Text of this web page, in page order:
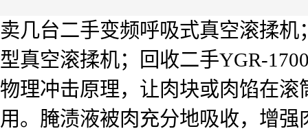
卖几台二手变频呼吸式真空滚揉机
型真空滚揉机；回收二手YGR-
物理冲击原理，让肉块或肉馅在
用。腌渍液被肉充分地吸收，增